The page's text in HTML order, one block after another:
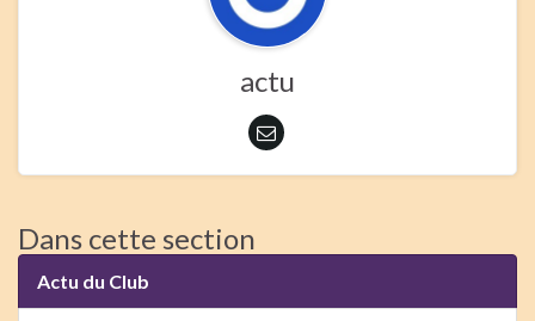
actu
Dans cette section
Actu du Club